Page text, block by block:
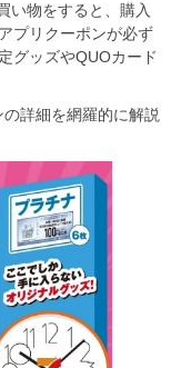
い物をすると、購入
プリクーポンが必ず
グッズやQUOカード
詳細を網羅的に解説